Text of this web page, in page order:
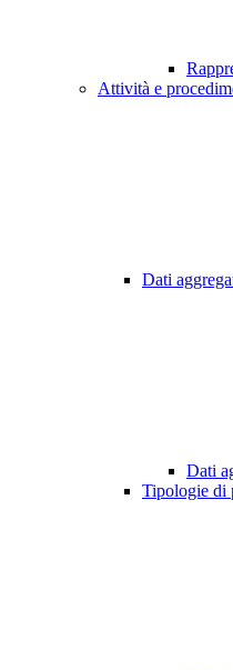
Attività e
Dati
Dati
Tipologie di